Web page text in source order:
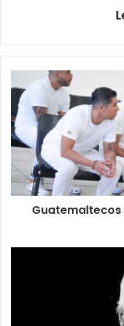
Guatemaltecos
enfrentan
juicio
por
tráfico
ilícito